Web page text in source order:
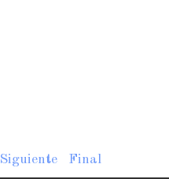
Siguiente Final